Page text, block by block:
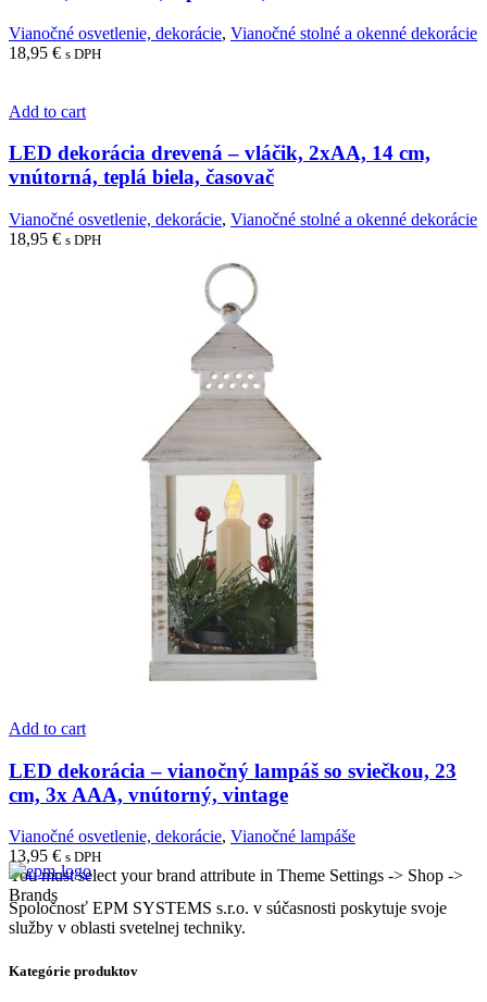
Vianočné osvetlenie, dekorácie, Vianočné stolné a okenné dekorácie
18,95 € s DPH
Add to cart
LED dekorácia drevená – vláčik, 2xAA, 14 cm,
vnútorná, teplá biela, časovač
Vianočné osvetlenie, dekorácie, Vianočné stolné a okenné dekorácie
18,95 € s DPH
Add to cart
LED dekorácia – vianočný lampáš so sviečkou, 23
cm, 3x AAA, vnútorný, vintage
Vianočné osvetlenie, dekorácie, Vianočné lampáše
13,95 € s DPH
You must select your brand attribute in Theme Settings -> Shop ->
Brands
Spoločnosť EPM SYSTEMS s.r.o. v súčasnosti poskytuje svoje
služby v oblasti svetelnej techniky.
Kategórie produktov